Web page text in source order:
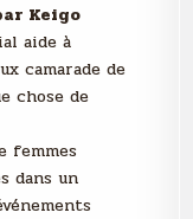
Keigo
aide à
camarade de
chose de
femmes
dans un